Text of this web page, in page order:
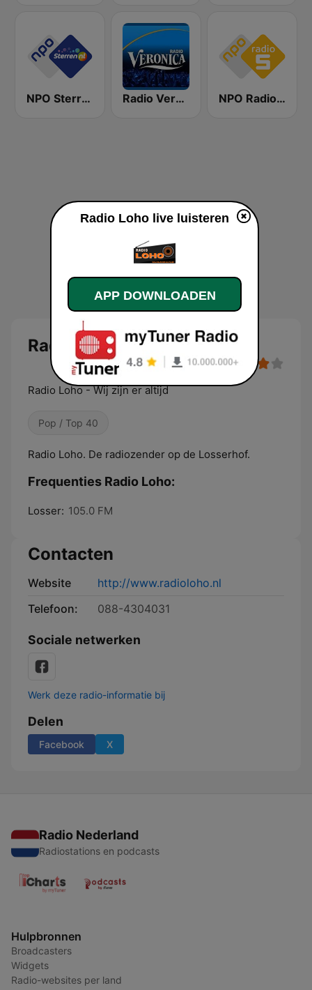
NPO Sterren Radio Veronica NPO Radio 5
Radio Loho
Radio Loho - Wij zijn er altijd
Pop / Top 40
Radio Loho. De radiozender op de Losserhof.
Frequenties Radio Loho:
Losser: 105.0 FM
Contacten
Website
http://www.radioloho.nl
Telefoon:
088-4304031
Sociale netwerken
Werk deze radio-informatie bij
Delen
Facebook X
Radio Nederland
Radiostations en podcasts
Hulpbronnen
Broadcasters
Widgets
Radio-websites per land
Radio Loho live luisteren
APP DOWNLOADEN